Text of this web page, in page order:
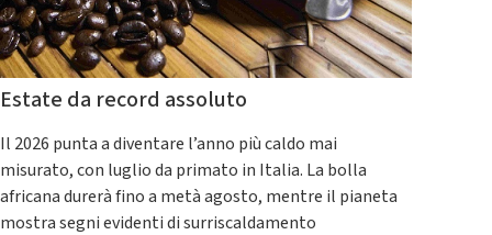
Estate da record assoluto
Il 2026 punta a diventare l’anno più caldo mai
misurato, con luglio da primato in Italia. La bolla
africana durerà fino a metà agosto, mentre il pianeta
mostra segni evidenti di surriscaldamento